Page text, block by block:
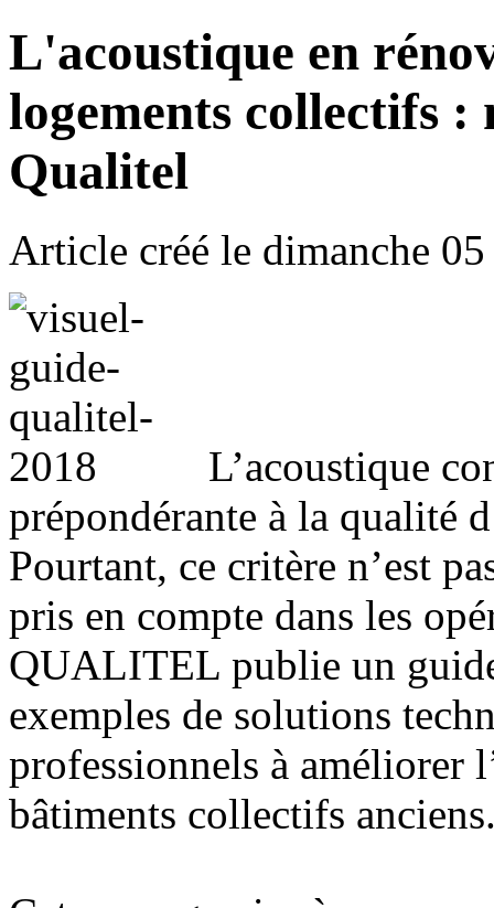
L'acoustique en
logements collectifs :
Qualitel
Article créé le dimanche
L’acoustique
prépondérante à la qualité
Pourtant, ce critère n’est
pris en compte dans les
QUALITEL publie un
exemples de solutions
professionnels à améliorer
bâtiments collectifs